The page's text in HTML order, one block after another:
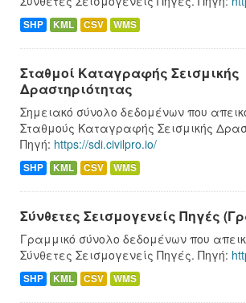
SHP KML CSV WMS
Σταθμοί Καταγραφής Σεισμικής
Δραστηριότητας
Σημειακό σύνολο δεδομένων που
Σταθμούς Καταγραφής Σεισμικής
Πηγή: https://sdi.civilpro.io/
SHP KML CSV WMS
Σύνθετες Σεισμογενείς Πηγές
Γραμμικό σύνολο δεδομένων που
Σύνθετες Σεισμογενείς Πηγές. Πηγή:
SHP KML CSV WMS